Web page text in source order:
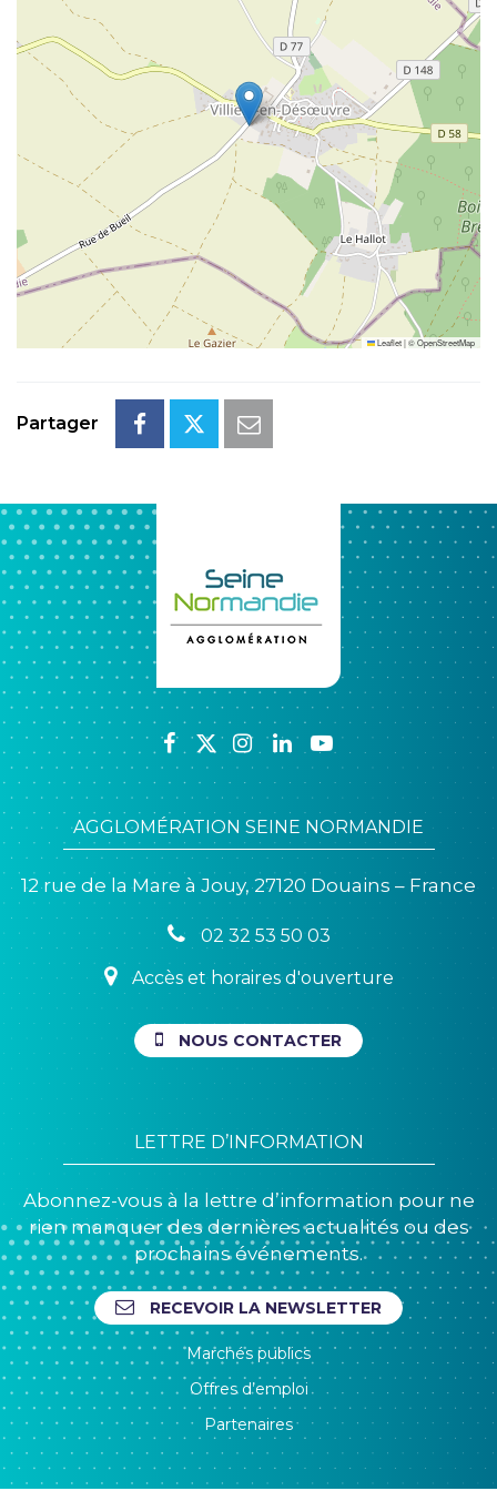
Leaflet|©OpenStreetMap
Partager
Lien
vers
le
compte
Facebook
Lien
vers
le
compte
Twitter
Lien
vers
le
compte
Instagram
Lien
vers
le
compte
Linkedin
Lien
vers
la
chaîne
Youtube
AGGLOMÉRATION SEINE NORMANDIE
12 rue de la Mare à Jouy, 27120 Douains – France
02 32 53 50 03
Accès et horaires d'ouverture
NOUS CONTACTER
LETTRE D’INFORMATION
Abonnez-vous à la lettre d’information pour ne
rien manquer des dernières actualités ou des
prochains événements.
RECEVOIR LA NEWSLETTER
Marchés publics
Offres d’emploi
Partenaires